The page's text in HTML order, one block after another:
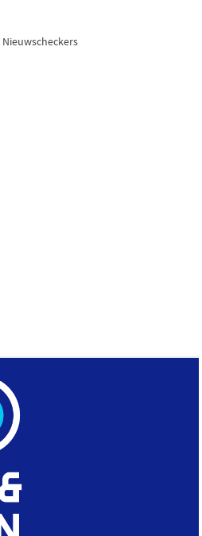
Nieuwscheckers